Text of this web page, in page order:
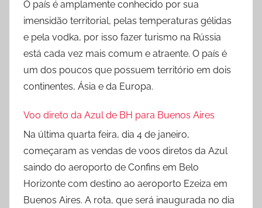
O país é amplamente conhecido por sua
imensidão territorial, pelas temperaturas gélidas
e pela vodka, por isso fazer turismo na Rússia
está cada vez mais comum e atraente. O país é
um dos poucos que possuem território em dois
continentes, Ásia e da Europa.
Voo direto da Azul de BH para Buenos Aires
Na última quarta feira, dia 4 de janeiro,
começaram as vendas de voos diretos da Azul
saindo do aeroporto de Confins em Belo
Horizonte com destino ao aeroporto Ezeiza em
Buenos Aires. A rota, que será inaugurada no dia